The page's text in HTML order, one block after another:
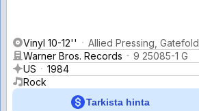
Vinyl 10-12''
Allied Pressing, Gatefold
Warner Bros. Records
9 25085-1 G
US
1984
Rock
Tarkista hinta